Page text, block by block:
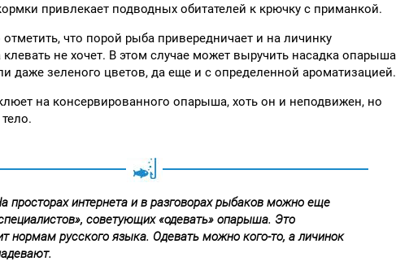
привлекает подводных обитателей к крючку с приманкой.
что порой рыба привередничает и на личинку
клевать не хочет. В этом случае может выручить насадка опарыша
даже зеленого цветов, да еще и с определенной ароматизацией.
на консервированного опарыша, хоть он и неподвижен, но
просторах интернета и в разговорах рыбаков можно еще
советующих «одевать» опарыша. Это
нормам русского языка. Одевать можно кого-то, а личинок